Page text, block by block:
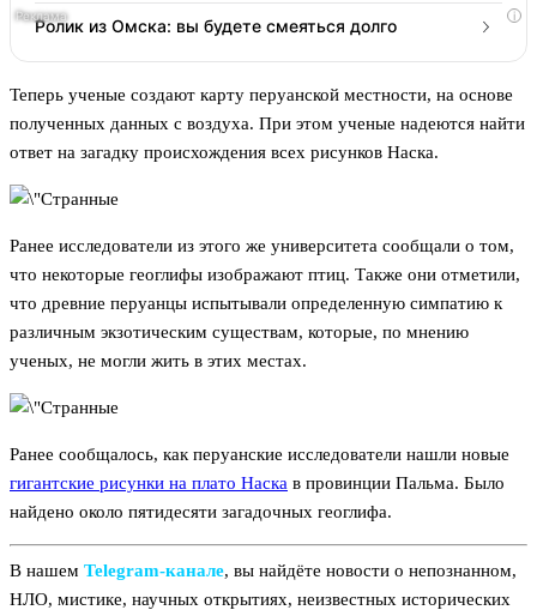
i
Ролик из Омска: вы будете смеяться долго
Теперь ученые создают карту перуанской местности, на основе
полученных данных с воздуха. При этом ученые надеются найти
ответ на загадку происхождения всех рисунков Наска.
Ранее исследователи из этого же университета сообщали о том,
что некоторые геоглифы изображают птиц. Также они отметили,
что древние перуанцы испытывали определенную симпатию к
различным экзотическим существам, которые, по мнению
ученых, не могли жить в этих местах.
Ранее сообщалось, как перуанские исследователи нашли новые
гигантские рисунки на плато Наска в провинции Пальма. Было
найдено около пятидесяти загадочных геоглифа.
В нашем Telegram‑канале, вы найдёте новости о непознанном,
НЛО, мистике, научных открытиях, неизвестных исторических